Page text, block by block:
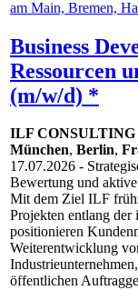
Business
Ressourcen
(m/w/d) *
ILF
München, Berlin,
17.07.2026 -
Bewertung und
Mit dem Ziel ILF
Projekten entlang der
positionieren
Weiterentwicklung
öffentlichen